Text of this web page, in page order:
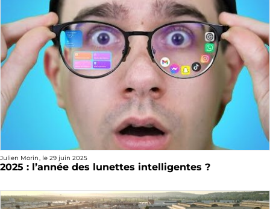
Julien Morin, le 29 juin 2025
2025 : l’année des lunettes intelligentes ?